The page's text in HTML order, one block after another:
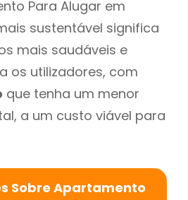
Para Alugar em
sustentável significa
mais saudáveis e
os utilizadores, com
que tenha um menor
a um custo viável para
Sobre Apartamento